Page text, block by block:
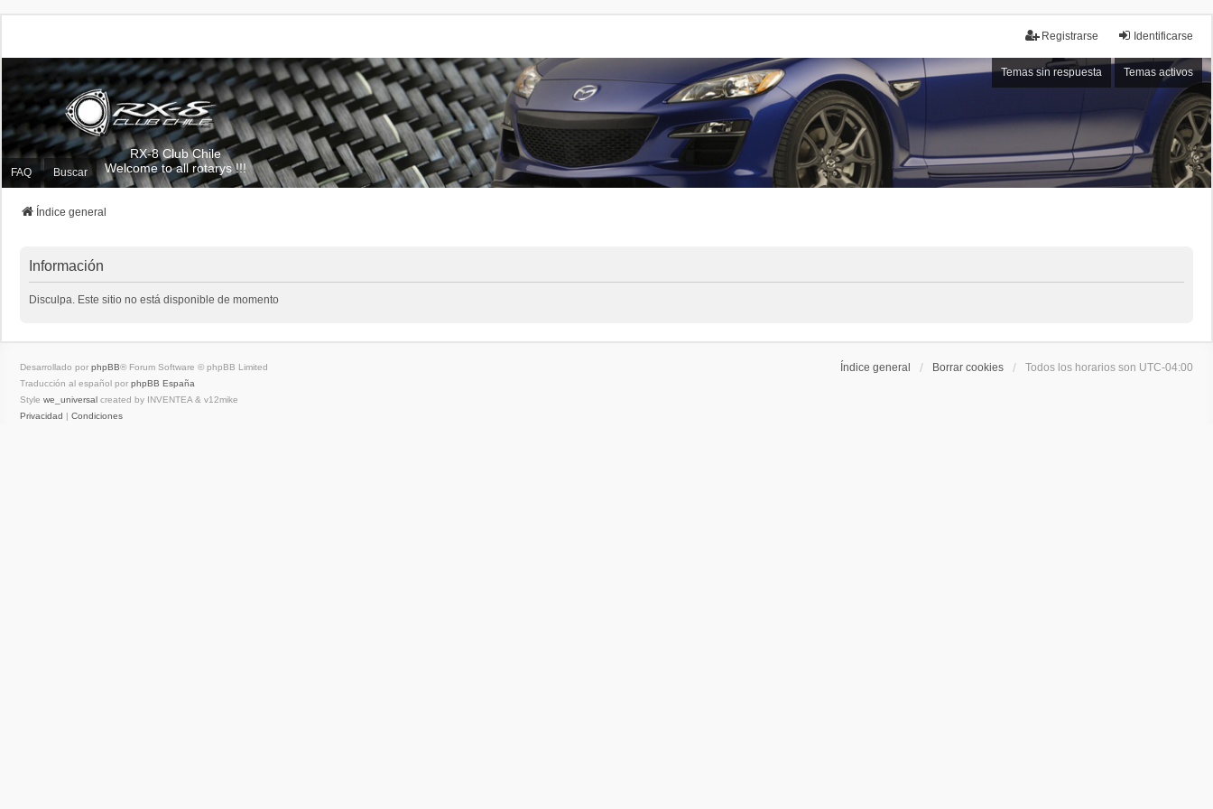
Identificarse
Registrarse
Temas sin respuesta Temas activos
RX-8 Club Chile
Welcome to all rotarys !!!
FAQ Buscar
Índice general
Información
Disculpa. Este sitio no está disponible de momento
Índice general Borrar cookies Todos los horarios son UTC-04:00
Desarrollado por phpBB® Forum Software © phpBB Limited
Traducción al español por phpBB España
Style we_universal created by INVENTEA & v12mike
Privacidad | Condiciones